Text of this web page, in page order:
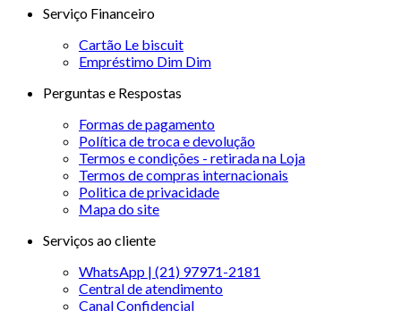
Serviço Financeiro
Cartão Le biscuit
Empréstimo Dim Dim
Perguntas e Respostas
Formas de pagamento
Política de troca e devolução
Termos e condições - retirada na Loja
Termos de compras internacionais
Politica de privacidade
Mapa do site
Serviços ao cliente
WhatsApp | (21) 97971-2181
Central de atendimento
Canal Confidencial